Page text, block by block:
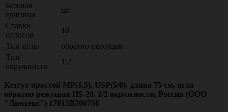
Базовая
единица
шт
Ставки
налогов
10
Тип иглы
обратно-режущая
Тип
окружности
1/2
Кетгут простой МР(1,5), USР(5/0), длина 75 см, игла
обратно-режущая HS-20, 1/2 окружности, Россия (ООО
"Линтекс") 17015В200750